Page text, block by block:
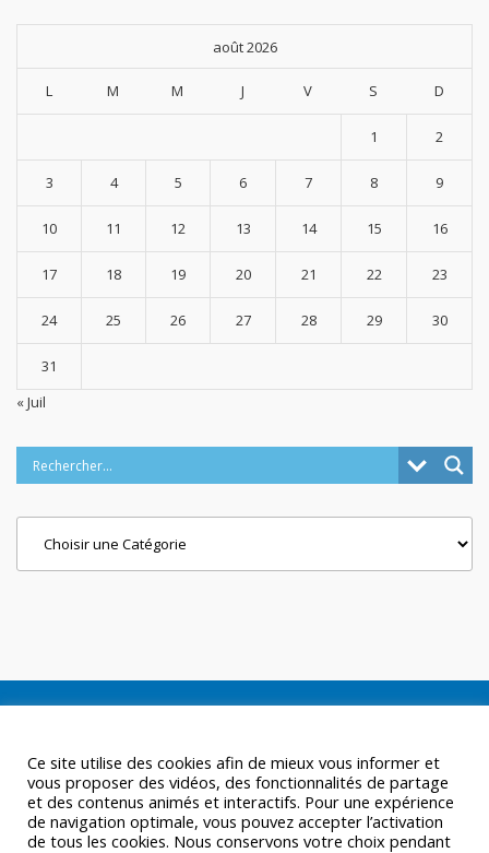
août 2026
L M M J V S D
1 2
3 4 5 6 7 8 9
10 11 12 13 14 15 16
17 18 19 20 21 22 23
24 25 26 27 28 29 30
31
« Juil
Ce site utilise des cookies afin de mieux vous informer et
vous proposer des vidéos, des fonctionnalités de partage
et des contenus animés et interactifs. Pour une expérience
de navigation optimale, vous pouvez accepter l’activation
de tous les cookies. Nous conservons votre choix pendant